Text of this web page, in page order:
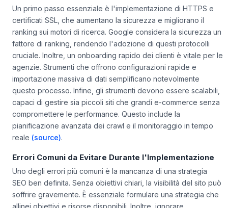
Un primo passo essenziale è l'implementazione di HTTPS e
certificati SSL, che aumentano la sicurezza e migliorano il
ranking sui motori di ricerca. Google considera la sicurezza un
fattore di ranking, rendendo l'adozione di questi protocolli
cruciale. Inoltre, un onboarding rapido dei clienti è vitale per le
agenzie. Strumenti che offrono configurazioni rapide e
importazione massiva di dati semplificano notevolmente
questo processo. Infine, gli strumenti devono essere scalabili,
capaci di gestire sia piccoli siti che grandi e-commerce senza
compromettere le performance. Questo include la
pianificazione avanzata dei crawl e il monitoraggio in tempo
reale (source).
Errori Comuni da Evitare Durante l'Implementazione
Uno degli errori più comuni è la mancanza di una strategia
SEO ben definita. Senza obiettivi chiari, la visibilità del sito può
soffrire gravemente. È essenziale formulare una strategia che
allinei obiettivi e risorse disponibili. Inoltre, ignorare